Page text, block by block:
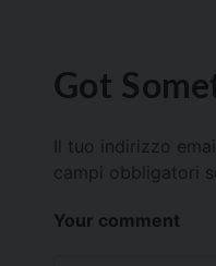
Got
Il tuo indirizzo
campi obbligatori
Your comment